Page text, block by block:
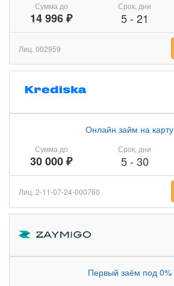
Сумма до
14 996 ₽
Срок, дни
5- 21
Лиц. 002959
Сумма до
30 000 ₽
Онлайн займ на карту
Срок, дни
5- 30
Лиц. 2-11-07-24-000760
Первый заём под 0%